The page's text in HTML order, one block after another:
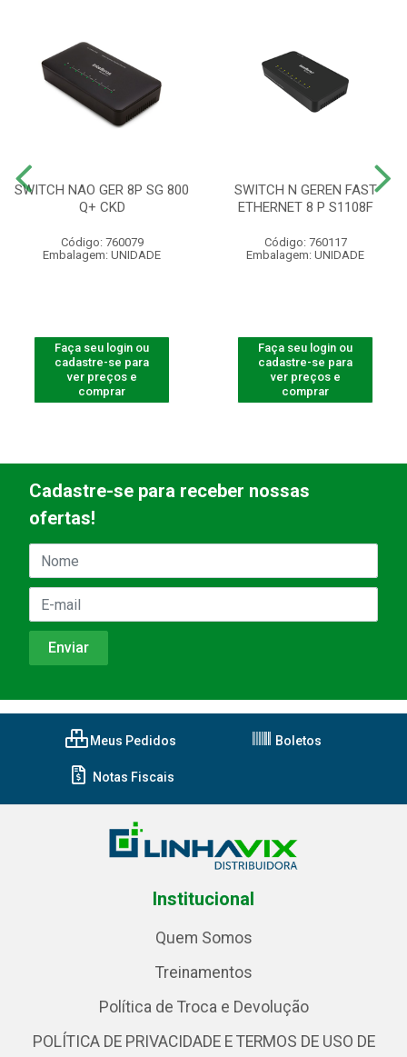
SWITCH NAO GER 8P SG 800
Q+ CKD
Código: 760079
Embalagem: UNIDADE
Faça seu login ou
cadastre-se para
ver preços e
comprar
SWITCH N GEREN FAST
ETHERNET 8 P S1108F
Código: 760117
Embalagem: UNIDADE
Faça seu login ou
cadastre-se para
ver preços e
comprar
Cadastre-se para receber nossas
ofertas!
Meus Pedidos Boletos
Notas Fiscais
Institucional
Quem Somos
Treinamentos
Política de Troca e Devolução
POLÍTICA DE PRIVACIDADE E TERMOS DE USO DE